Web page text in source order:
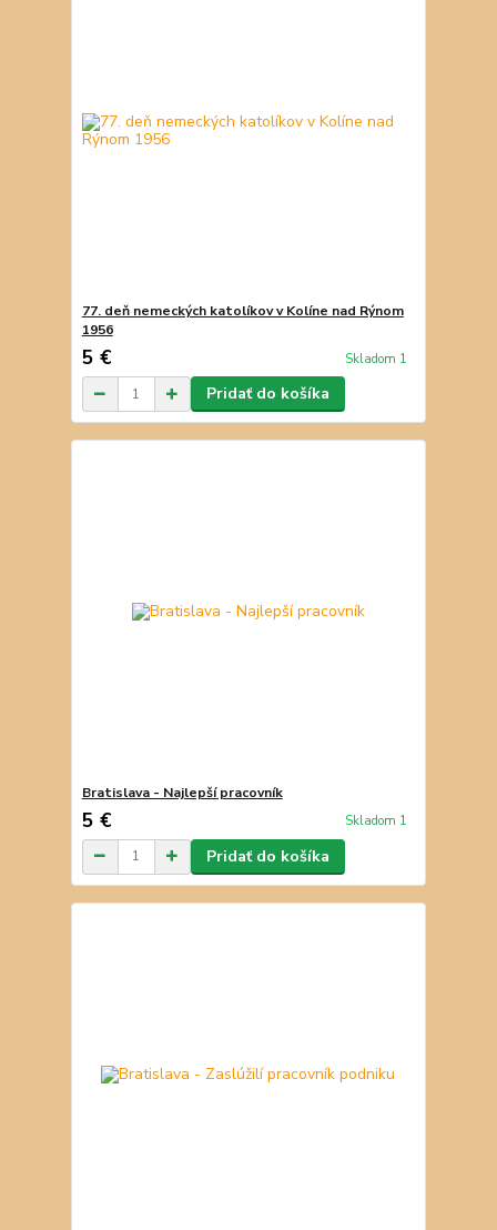
77. deň nemeckých katolíkov v Kolíne nad Rýnom
1956
5 € Skladom 1
Pridať do košíka
Bratislava - Najlepší pracovník
5 € Skladom 1
Pridať do košíka